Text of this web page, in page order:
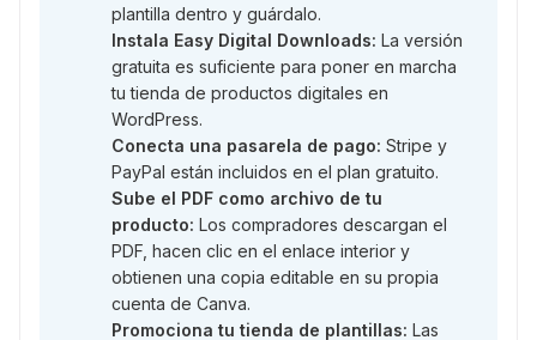
plantilla dentro y guárdalo.
Instala Easy Digital Downloads: La versión
gratuita es suficiente para poner en marcha
tu tienda de productos digitales en
WordPress.
Conecta una pasarela de pago: Stripe y
PayPal están incluidos en el plan gratuito.
Sube el PDF como archivo de tu
producto: Los compradores descargan el
PDF, hacen clic en el enlace interior y
obtienen una copia editable en su propia
cuenta de Canva.
Promociona tu tienda de plantillas: Las